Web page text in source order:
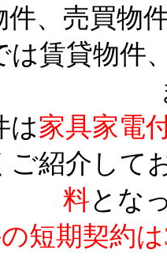
件、売買物
は賃貸物件
は家具家電
ご紹介して
料とな
短期契約